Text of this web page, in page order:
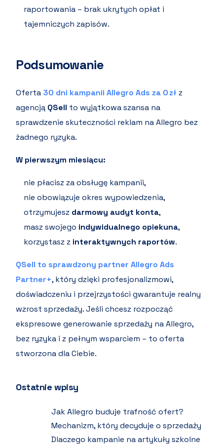
raportowania – brak ukrytych opłat i
tajemniczych zapisów.
Podsumowanie
Oferta 30 dni kampanii Allegro Ads za 0 złz
agencją QSell to wyjątkowa szansa na
sprawdzenie skuteczności reklam na Allegro bez
żadnego ryzyka.
W pierwszym miesiącu:
nie płacisz za obsługę kampanii,
nie obowiązuje okres wypowiedzenia,
otrzymujesz darmowy audyt konta,
masz swojego indywidualnego opiekuna,
korzystasz z interaktywnych raportów.
QSell to sprawdzony partner Allegro Ads
Partner+, który dzięki profesjonalizmowi,
doświadczeniu i przejrzystości gwarantuje realny
wzrost sprzedaży. Jeśli chcesz rozpocząć
ekspresowe generowanie sprzedaży na Allegro,
bez ryzyka i z pełnym wsparciem – to oferta
stworzona dla Ciebie.
Ostatnie wpisy
Jak Allegro buduje trafność ofert?
Mechanizm, który decyduje o sprzedaży
Dlaczego kampanie na artykuły szkolne